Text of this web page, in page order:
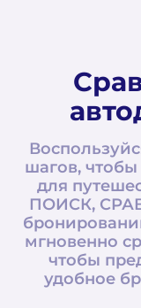
шагов,
для
ПОИСК,
мгновенно
чтобы
удобное